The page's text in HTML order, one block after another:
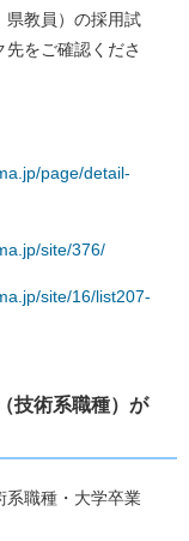
県教員）の採用試
をご確認くださ
page/detail-
site/376/
site/16/list207-
技術系職種）が
系職種・大学卒業